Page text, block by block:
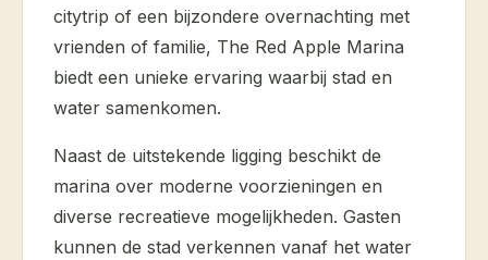
citytrip of een bijzondere overnachting met
vrienden of familie, The Red Apple Marina
biedt een unieke ervaring waarbij stad en
water samenkomen.
Naast de uitstekende ligging beschikt de
marina over moderne voorzieningen en
diverse recreatieve mogelijkheden. Gasten
kunnen de stad verkennen vanaf het water